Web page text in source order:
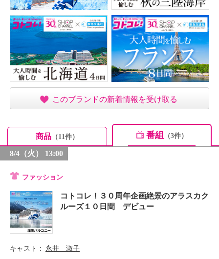
このブランドの新着情報を受け取る
商品 （11件） 番組 （3件）
8/4（火） 13:00
ファッション
コトコレ！３０周年企画絶景のアラスカク
ルーズ１０日間 デビュー
キャスト 永井 淑子